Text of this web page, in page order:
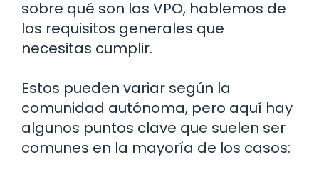
sobre qué son las VPO, hablemos de
los requisitos generales que
necesitas cumplir.
Estos pueden variar según la
comunidad autónoma, pero aquí hay
algunos puntos clave que suelen ser
comunes en la mayoría de los casos: